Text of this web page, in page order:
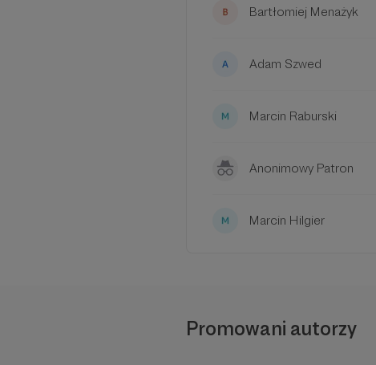
Bartłomiej Menażyk
Adam Szwed
Marcin Raburski
Anonimowy Patron
Marcin Hilgier
Promowani autorzy